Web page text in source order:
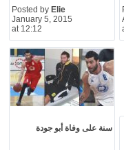
Posted by Elie
January 5, 2015
at 12:12
سنة على وفاة أبو جودة